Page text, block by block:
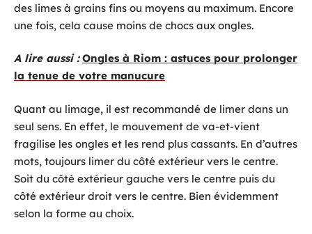
des limes à grains fins ou moyens au maximum. Encore
une fois, cela cause moins de chocs aux ongles.
A lire aussi : Ongles à Riom : astuces pour prolonger
la tenue de votre manucure
Quant au limage, il est recommandé de limer dans un
seul sens. En effet, le mouvement de va-et-vient
fragilise les ongles et les rend plus cassants. En d’autres
mots, toujours limer du côté extérieur vers le centre.
Soit du côté extérieur gauche vers le centre puis du
côté extérieur droit vers le centre. Bien évidemment
selon la forme au choix.